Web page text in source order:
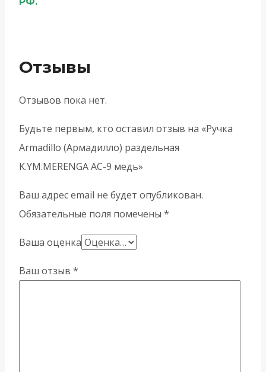
Отзывы
Отзывов пока нет.
Будьте первым, кто оставил отзыв на «Ручка
Armadillo (Армадилло) раздельная
K.YM.MERENGA AC-9 медь»
Ваш адрес email не будет опубликован.
Обязательные поля помечены *
Ваша оценка
Ваш отзыв *